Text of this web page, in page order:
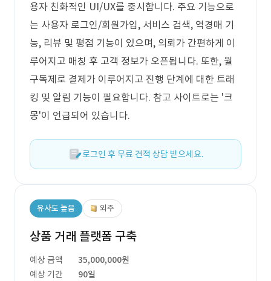
용자 친화적인 UI/UX를 중시합니다. 주요 기능으로
는 사용자 로그인/회원가입, 서비스 검색, 역경매 기
능, 리뷰 및 평점 기능이 있으며, 의뢰가 간편하게 이
루어지고 매칭 후 고객 정보가 오픈됩니다. 또한, 월
구독제로 결제가 이루어지고 진행 단계에 대한 트래
킹 및 알림 기능이 필요합니다. 참고 사이트로는 '크
몽'이 언급되어 있습니다.
로그인 후 무료 견적 상담 받으세요.
유사도 높음 외주
상품 거래 플랫폼 구축
예상 금액
35,000,000원
예상 기간
90일